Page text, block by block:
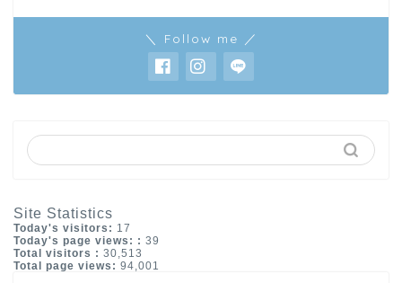
＼ Follow me ／
Site Statistics
Today's visitors: 17
Today's page views: : 39
Total visitors : 30,513
Total page views: 94,001